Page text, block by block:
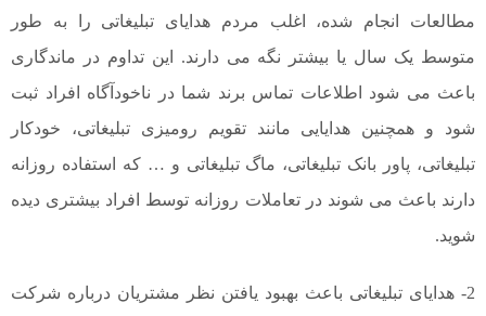
مطالعات انجام شده، اغلب مردم هدایای تبلیغاتی را به طور
متوسط یک سال یا بیشتر نگه می دارند. این تداوم در ماندگاری
باعث می شود اطلاعات تماس برند شما در ناخودآگاه افراد ثبت
شود و همچنین هدایایی مانند تقویم رومیزی تبلیغاتی، خودکار
تبلیغاتی، پاور بانک تبلیغاتی، ماگ تبلیغاتی و … که استفاده روزانه
دارند باعث می شوند در تعاملات روزانه توسط افراد بیشتری دیده
شوید.
2- هدایای تبلیغاتی باعث بهبود یافتن نظر مشتریان درباره شرکت